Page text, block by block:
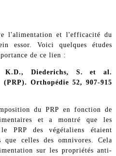
l'alimentation et l'efficacité du
essor. Voici quelques études
de ce lien :
K.D., Diederichs, S. et al.
Orthopédie 52, 907-915
du PRP en fonction de
et a montré que les
PRP des végétaliens étaient
celles des omnivores. Cela
sur les propriétés anti-